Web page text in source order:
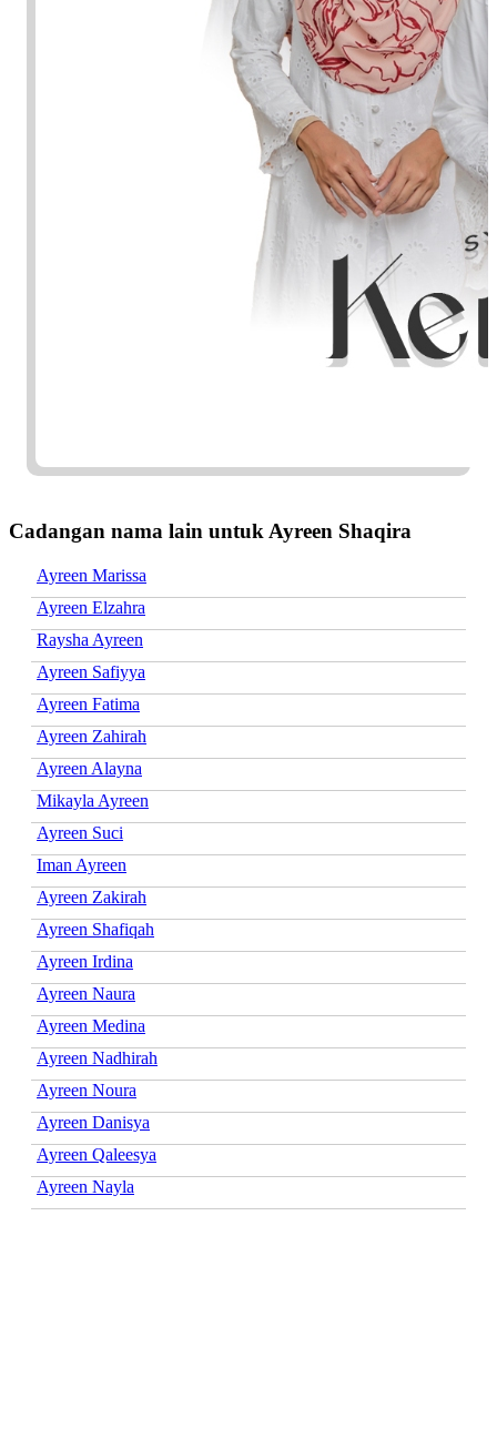
Cadangan nama lain untuk Ayreen Shaqira
Ayreen Marissa
Ayreen Elzahra
Raysha Ayreen
Ayreen Safiyya
Ayreen Fatima
Ayreen Zahirah
Ayreen Alayna
Mikayla Ayreen
Ayreen Suci
Iman Ayreen
Ayreen Zakirah
Ayreen Shafiqah
Ayreen Irdina
Ayreen Naura
Ayreen Medina
Ayreen Nadhirah
Ayreen Noura
Ayreen Danisya
Ayreen Qaleesya
Ayreen Nayla